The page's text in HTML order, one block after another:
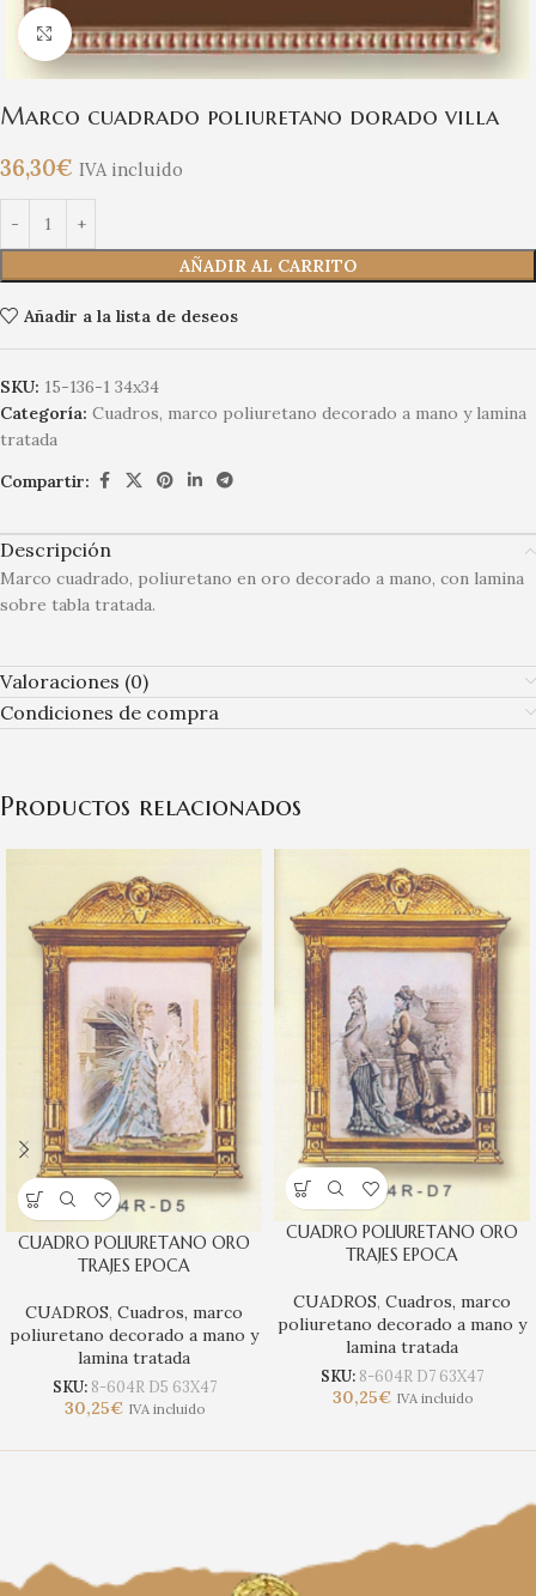
Clic para ampliar
Marco cuadrado poliuretano dorado villa
36,30€ IVA incluido
AÑADIR AL CARRITO
Añadir a la lista de deseos
SKU: 15-136-1 34x34
Categoría: Cuadros, marco poliuretano decorado a mano y lamina
tratada
Compartir:
Descripción
Marco cuadrado, poliuretano en oro decorado a mano, con lamina
sobre tabla tratada.
Valoraciones (0)
Condiciones de compra
Productos relacionados
CUADRO POLIURETANO ORO
TRAJES EPOCA
CUADROS, Cuadros, marco
poliuretano decorado a mano y
lamina tratada
SKU: 8-604R D5 63X47
30,25€ IVA incluido
CUADRO POLIURETANO ORO
TRAJES EPOCA
CUADROS, Cuadros, marco
poliuretano decorado a mano y
lamina tratada
SKU: 8-604R D7 63X47
30,25€ IVA incluido